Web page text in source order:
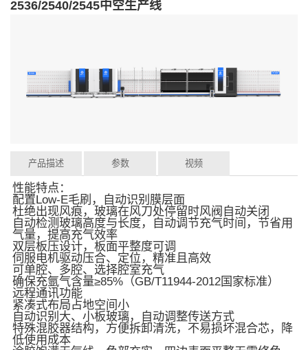
2536/2540/2545中空生产线
产品描述 参数 视频
性能特点：
配置Low-E毛刷，自动识别膜层面
杜绝出现风痕，玻璃在风刀处停留时风阀自动关闭
自动检测玻璃高度与长度，自动调节充气时间，节省用
气量，提高充气效率
双层板压设计，板面平整度可调
伺服电机驱动压合、定位，精准且高效
可单腔、多腔、选择腔室充气
确保充氩气含量≥85%（GB/T11944-2012国家标准）
远程通讯功能
紧凑式布局占地空间小
自动识别大、小板玻璃，自动调整传送方式
特殊混胶器结构，方便拆卸清洗，不易损坏混合芯，降
低使用成本